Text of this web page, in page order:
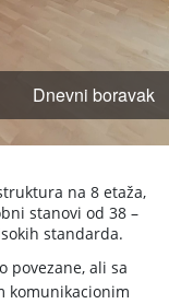
na 8 etaža,
stanovi od 38 –
standarda.
povezane, ali sa
komunikacionim